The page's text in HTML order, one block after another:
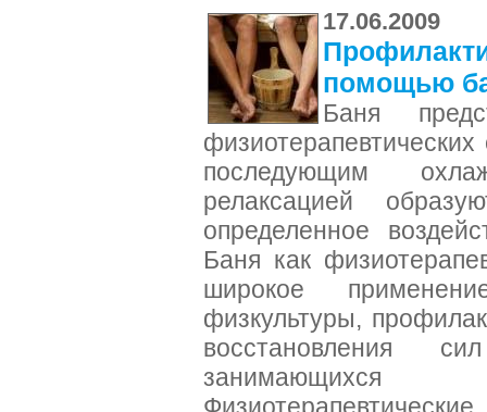
17.06.2009
помощью
Баня
последующим
релаксацией
определенное
Баня как
широкое
физкультуры,
восстановления
занимающихся